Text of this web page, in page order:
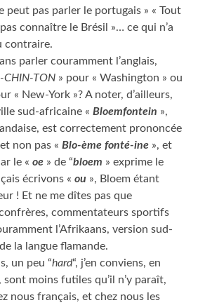
peut pas parler le portugais » « Tout
connaître le Brésil »… ce qui n’a
contraire.
parler couramment l’anglais,
CHIN-TON » pour « Washington » ou
« New-York »? A noter, d’ailleurs,
sud-africaine «Bloemfontein »,
est correctement prononcée
et non pas «Blo-ème fonté-ine », et
le « oe » de “bloem » exprime le
écrivons «ou », Bloem étant
! Et ne me dîtes pas que
commentateurs sportifs
l’Afrikaans, version sud-
la langue flamande.
un peu “hard“, j’en conviens, en
sont moins futiles qu’il n’y paraît,
nous français, et chez nous les